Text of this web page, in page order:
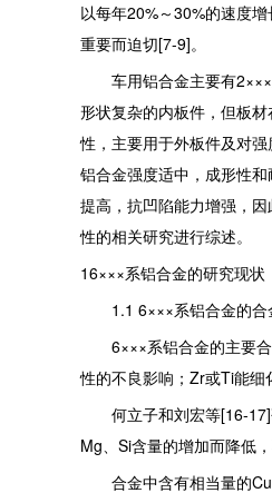
以每年20%～30%的速度
重要而迫切[7-9]。
车用铝合金主要有2×××
形状复杂的内板件，但板
性，主要用于外板件及对
铝合金强度适中，成形性
提高，抗凹陷能力增强，
性的相关研究进行综述。
16×××系铝合金的研究现状
1.1 6×××系铝合金的合
6×××系铝合金的主要合
性的不良影响；Zr或Ti能细
何立子和刘宏等[16-17]
Mg、Si含量的增加而降低
合金中含有相当量的Cu